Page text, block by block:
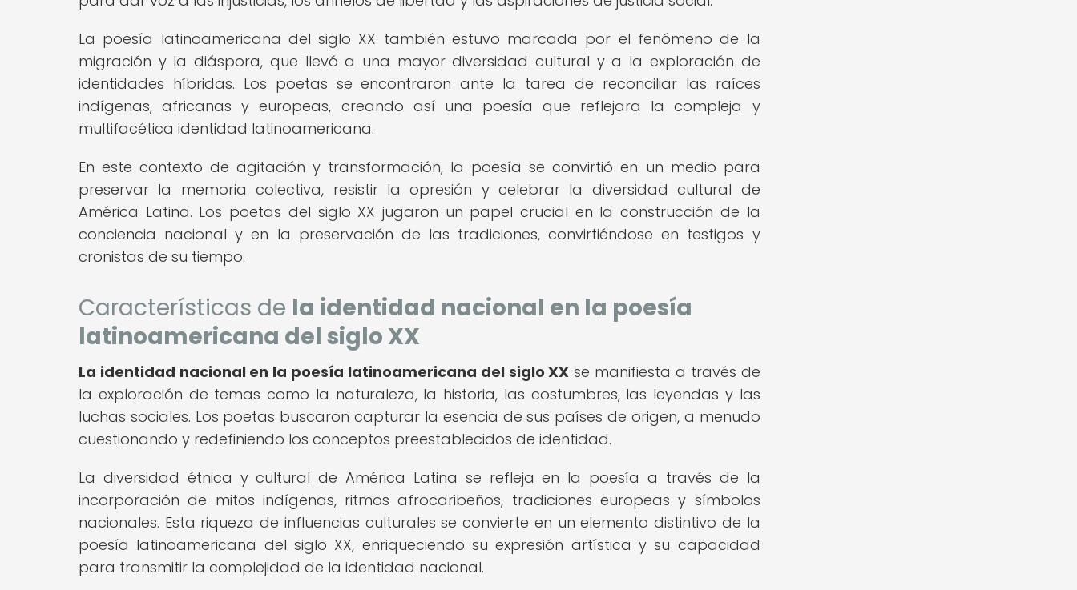
La poesía latinoamericana del siglo XX también estuvo marcada por el fenómeno de la
migración y la diáspora, que llevó a una mayor diversidad cultural y a la exploración de
identidades híbridas. Los poetas se encontraron ante la tarea de reconciliar las raíces
indígenas, africanas y europeas, creando así una poesía que reflejara la compleja y
multifacética identidad latinoamericana.
En este contexto de agitación y transformación, la poesía se convirtió en un medio para
preservar la memoria colectiva, resistir la opresión y celebrar la diversidad cultural de
América Latina. Los poetas del siglo XX jugaron un papel crucial en la construcción de la
conciencia nacional y en la preservación de las tradiciones, convirtiéndose en testigos y
cronistas de su tiempo.
Características de la identidad nacional en la poesía
latinoamericana del siglo XX
La identidad nacional en la poesía latinoamericana del siglo XX se manifiesta a través de
la exploración de temas como la naturaleza, la historia, las costumbres, las leyendas y las
luchas sociales. Los poetas buscaron capturar la esencia de sus países de origen, a menudo
cuestionando y redefiniendo los conceptos preestablecidos de identidad.
La diversidad étnica y cultural de América Latina se refleja en la poesía a través de la
incorporación de mitos indígenas, ritmos afrocaribeños, tradiciones europeas y símbolos
nacionales. Esta riqueza de influencias culturales se convierte en un elemento distintivo de la
poesía latinoamericana del siglo XX, enriqueciendo su expresión artística y su capacidad
para transmitir la complejidad de la identidad nacional.